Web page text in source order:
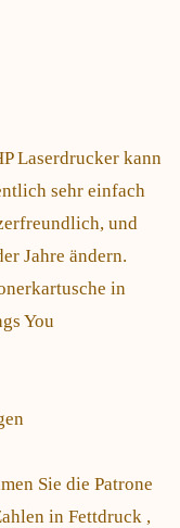
Laserdrucker kann
sehr einfach
und
Jahre ändern.
in
You
Sie die Patrone
in Fettdruck ,